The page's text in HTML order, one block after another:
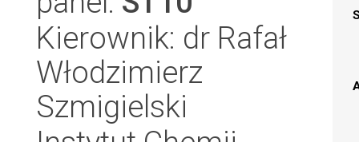
Kierownik: dr Rafał
Włodzimierz
Szmigielski